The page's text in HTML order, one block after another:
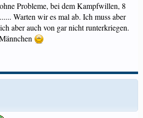
Probleme, bei dem Kampfwillen, 8
Warten wir es mal ab. Ich muss aber
aber auch von gar nicht runterkriegen.